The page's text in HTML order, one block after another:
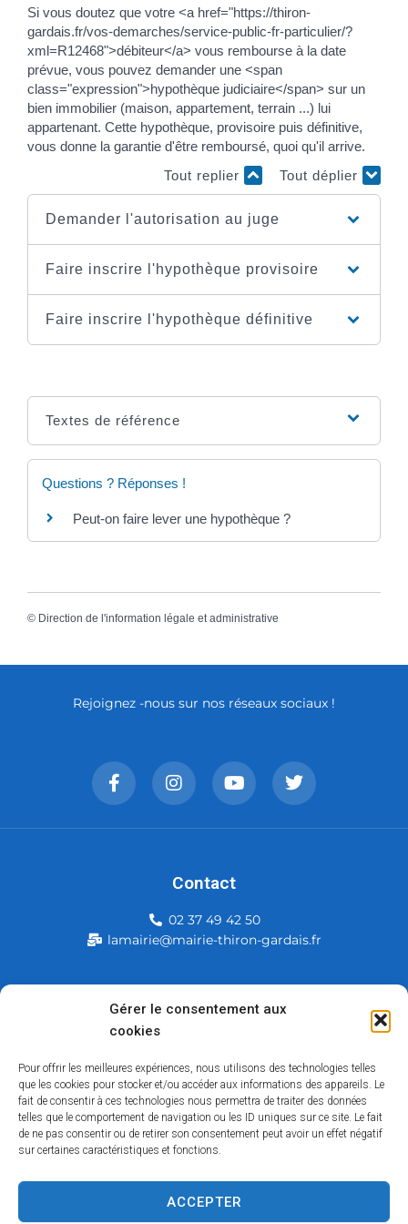
Gérer le consentement aux
cookies
Pour offrir les meilleures expériences, nous utilisons des technologies telles
que les cookies pour stocker et/ou accéder aux informations des appareils. Le
fait de consentir à ces technologies nous permettra de traiter des données
telles que le comportement de navigation ou les ID uniques sur ce site. Le fait
de ne pas consentir ou de retirer son consentement peut avoir un effet négatif
sur certaines caractéristiques et fonctions.
ACCEPTER
Si vous doutez que votre <a href="https://thiron-
gardais.fr/vos-demarches/service-public-fr-particulier/?
xml=R12468">débiteur</a> vous rembourse à la date
prévue, vous pouvez demander une <span
class="expression">hypothèque judiciaire</span> sur un
bien immobilier (maison, appartement, terrain ...) lui
appartenant. Cette hypothèque, provisoire puis définitive,
vous donne la garantie d'être remboursé, quoi qu'il arrive.
Tout replier
Tout déplier
Demander l'autorisation au juge
Faire inscrire l'hypothèque provisoire
Faire inscrire l'hypothèque définitive
Textes de référence
Questions ? Réponses !
Peut-on faire lever une hypothèque ?
© Direction de l'information légale et administrative
Mairie de Thiron-Gardais
28480 Thiron-Gardais
Rejoignez -nous sur nos réseaux sociaux !
Contact
02 37 49 42 50
lamairie@mairie-thiron-gardais.fr